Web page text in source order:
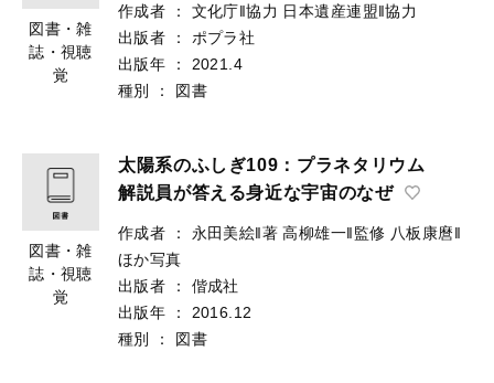
図書・雑
誌・視聴
覚
作成者 ： 文化庁‖協力 日本遺産連盟‖協力
出版者
：
ポプラ社
出版年
：
2021.4
種別
： 図書
図書・雑
誌・視聴
覚
太陽系のふしぎ109：プラネタリウム
解説員が答える身近な宇宙のなぜ
作成者 ： 永田美絵‖著 高柳雄一‖監修 八板康麿‖
ほか写真
出版者
：
偕成社
出版年
：
2016.12
種別
： 図書